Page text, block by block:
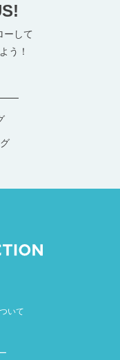
ーして
う！
いて